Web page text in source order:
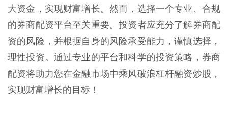
大资金，实现财富增长。然而，选择一个专业、合规
的券商配资平台至关重要。投资者应充分了解券商配
资的风险，并根据自身的风险承受能力，谨慎选择，
理性投资。通过专业的平台和科学的投资策略，券商
配资将助力您在金融市场中乘风破浪杠杆融资炒股，
实现财富增长的目标！